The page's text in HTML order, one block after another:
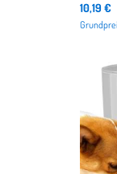
10,19 €